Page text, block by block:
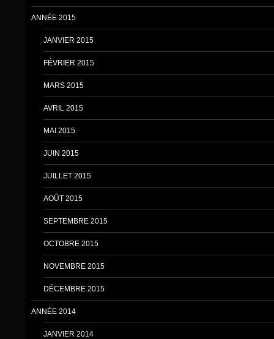
ANNÉE 2015
JANVIER 2015
FÉVRIER 2015
MARS 2015
AVRIL 2015
MAI 2015
JUIN 2015
JUILLET 2015
AOÛT 2015
SEPTEMBRE 2015
OCTOBRE 2015
NOVEMBRE 2015
DÉCEMBRE 2015
ANNÉE 2014
JANVIER 2014